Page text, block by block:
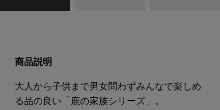
商品説明
大人から子供まで男女問わずみんなで楽しめ
る品の良い「鹿の家族シリーズ」。